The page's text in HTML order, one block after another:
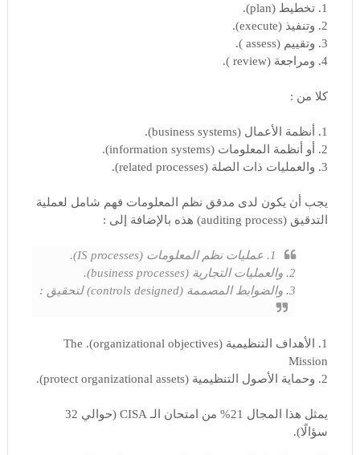
1. تخطيط (plan).
2. وتنفيذ (execute).
3. وتقييم (assess ).
4. ومراجعة (review ).
كلا من :
1. أنظمة الأعمال (business systems).
2. أو أنظمة المعلومات (information systems).
3. والعمليات ذات الصلة (related processes).
يجب أن يكون لدى مدقق نظم المعلومات فهم شامل لعملية
التدقيق (auditing process) هذه بالإضافة إلى :
1. عمليات نظم المعلومات (IS processes).
2. والعمليات التجارية (business processes).
3. والضوابط المصممة (controls designed) لتحقيق :
1. الأهداف التنظيمية (organizational objectives). The
Mission
2. وحماية الأصول التنظيمية (protect organizational assets).
يمثل هذا المجال 21% من امتحان الـ CISA (حوالي 32
سؤالًا).